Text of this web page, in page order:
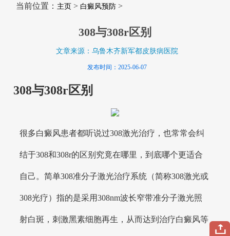
当前位置： 主页> 白癜风预防>
308与308r区别
文章来源：乌鲁木齐新军都皮肤病医院
发布时间：2025-06-07
308与308r区别
很多白癜风患者都听说过308激光治疗，也常常会纠
结于308和308r的区别究竟在哪里，到底哪个更适合
自己。简单308准分子激光治疗系统（简称308激光或
308光疗）指的是采用308nm波长窄带准分子激光照
射白斑，刺激黑素细胞再生，从而达到治疗白癜风等